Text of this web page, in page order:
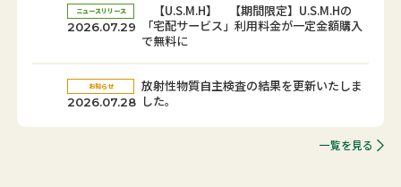
ニュースリリース
2026.07.29
【U.S.M.H】 【期間限定】U.S.M.Hの
「宅配サービス」利用料金が一定金額購入
で無料に
お知らせ
2026.07.28
放射性物質自主検査の結果を更新いたしま
した。
一覧を見る